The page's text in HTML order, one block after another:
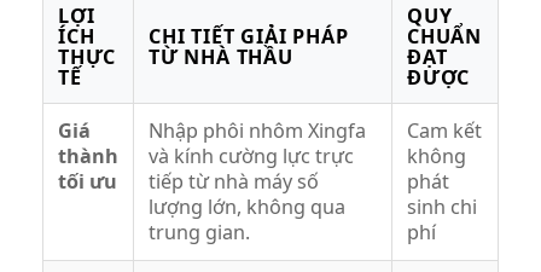
LỢI
ÍCH
THỰC
TẾ
CHI TIẾT GIẢI PHÁP
TỪ NHÀ THẦU
QUY
CHUẨN
ĐẠT
ĐƯỢC
Giá
thành
tối ưu
Nhập phôi nhôm Xingfa
và kính cường lực trực
tiếp từ nhà máy số
lượng lớn, không qua
trung gian.
Cam kết
không
phát
sinh chi
phí